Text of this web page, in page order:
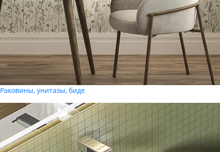
Раковины, унитазы, биде